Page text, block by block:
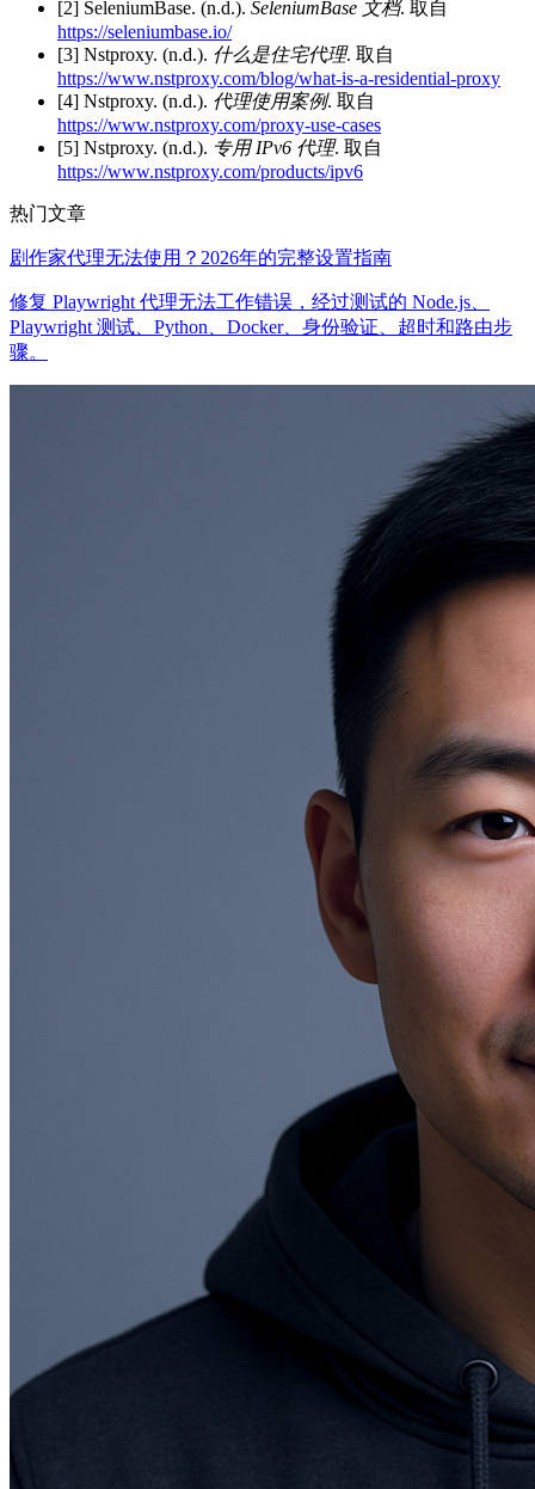
[2] SeleniumBase. (n.d.). SeleniumBase 文档. 取自
https://seleniumbase.io/
[3] Nstproxy. (n.d.). 什么是住宅代理. 取自
https://www.nstproxy.com/blog/what-is-a-residential-proxy
[4] Nstproxy. (n.d.). 代理使用案例. 取自
https://www.nstproxy.com/proxy-use-cases
[5] Nstproxy. (n.d.). 专用 IPv6 代理. 取自
https://www.nstproxy.com/products/ipv6
热门文章
剧作家代理无法使用？2026年的完整设置指南
修复 Playwright 代理无法工作错误，经过测试的 Node.js、
Playwright 测试、Python、Docker、身份验证、超时和路由步
骤。